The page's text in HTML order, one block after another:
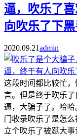
逼，吹乐了
向吹乐了下
2020.09.21admin
这段时间都比较忙
言。但是终于吹乐
逼，大骗子了。哈
门收录吹乐了是怎
立个吹乐了被怼大